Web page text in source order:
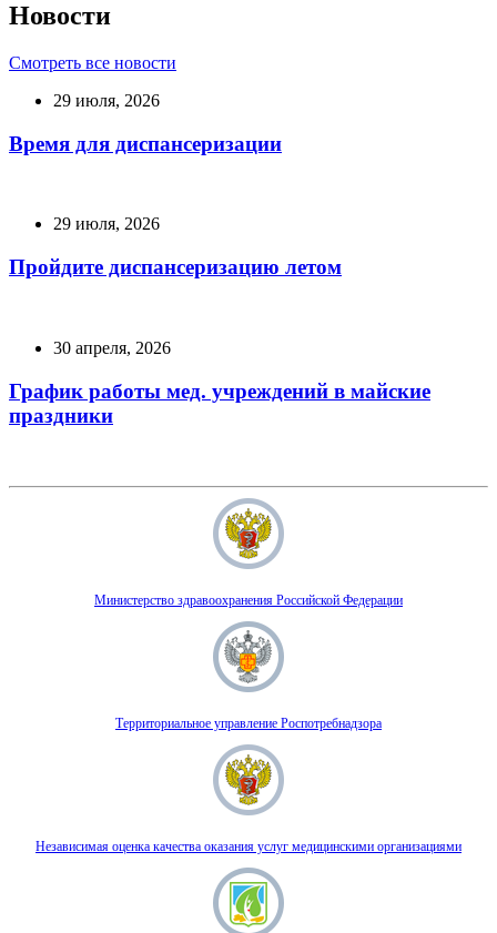
Новости
Смотреть все новости
29 июля, 2026
Время для диспансеризации
29 июля, 2026
Пройдите диспансеризацию летом
30 апреля, 2026
График работы мед. учреждений в майские
праздники
Министерство здравоохранения Российской Федерации
Территориальное управление Роспотребнадзора
Независимая оценка качества оказания услуг медицинскими организациями